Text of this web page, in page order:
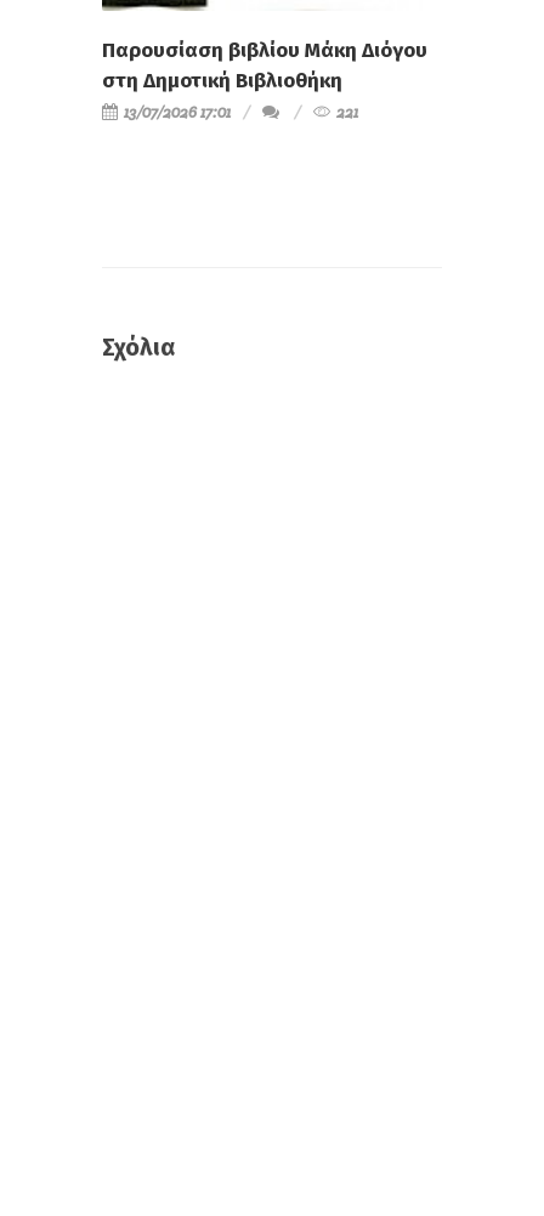
Παρουσίαση βιβλίου Μάκη Διόγου
στη Δημοτική Βιβλιοθήκη
13/07/2026 17:01 221
Σχόλια